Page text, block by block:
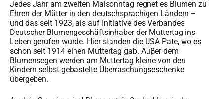
Jedes Jahr am zweiten Maisonntag regnet es Blumen zu
Ehren der Mütter in den deutschsprachigen Ländern –
und das seit 1923, als auf Initiative des Verbandes
Deutscher Blumengeschäftsinhaber der Muttertag ins
Leben gerufen wurde. Hier standen die USA Pate, wo es
schon seit 1914 einen Muttertag gab. Auβer dem
Blumensegen werden am Muttertag kleine von den
Kindern selbst gebastelte Überraschungseschenke
übergeben.